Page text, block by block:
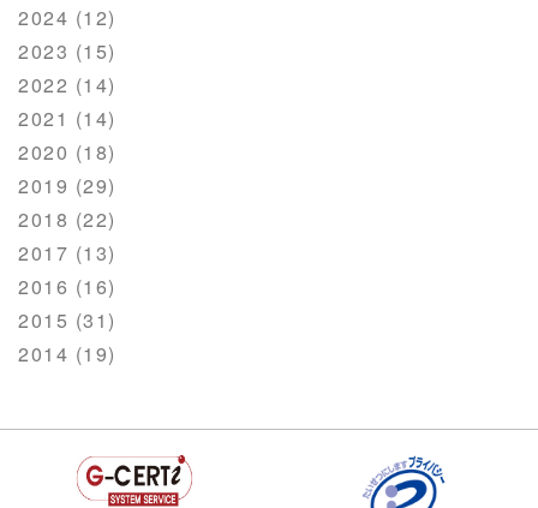
2024 (12)
2023 (15)
2022 (14)
2021 (14)
2020 (18)
2019 (29)
2018 (22)
2017 (13)
2016 (16)
2015 (31)
2014 (19)